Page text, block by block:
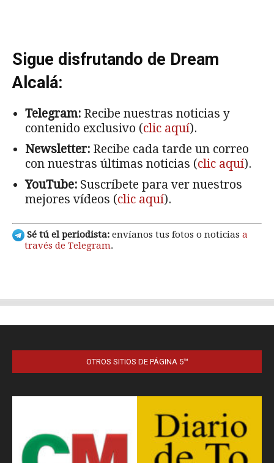
OTROS SITIOS DE PÁGINA 5™